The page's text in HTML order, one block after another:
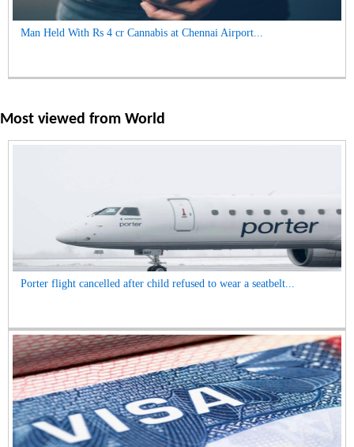
Man Held With Rs 4 cr Cannabis at Chennai Airport...
Most viewed from World
Porter flight cancelled after child refused to wear a seatbelt...